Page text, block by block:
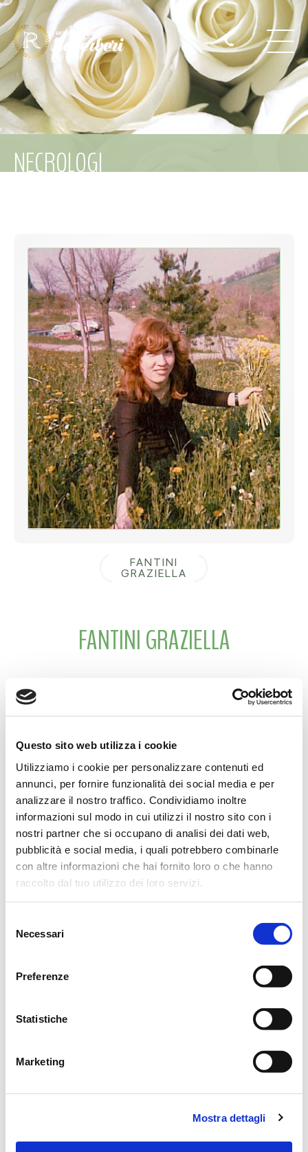
Questo sito web utilizza i cookie
Utilizziamo i cookie per personalizzare contenuti ed
annunci, per fornire funzionalità dei social media e per
analizzare il nostro traffico. Condividiamo inoltre
informazioni sul modo in cui utilizzi il nostro sito con i
nostri partner che si occupano di analisi dei dati web,
pubblicità e social media, i quali potrebbero combinarle
con altre informazioni che hai fornito loro o che hanno
raccolto dal tuo utilizzo dei loro servizi.
delNecessari
Preferenze
Statistiche
Marketing
Mostra dettagli
NECROLOGI
FANTINI
GRAZIELLA
FANTINI GRAZIELLA
La tua simpatia e tua solarità ci accompagnano ogni giorno.
Scandiano, 21 febbraio 2020
CONDIVIDI
Lascia ora un messaggio di vicinanza alla famiglia di FANTINI.